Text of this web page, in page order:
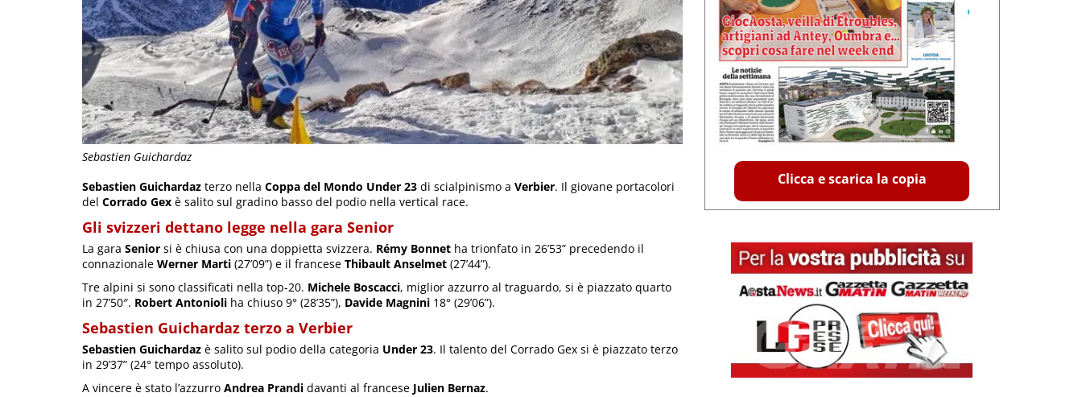
Sebastien Guichardaz
Sebastien Guichardaz terzo nella Coppa del Mondo Under 23 di scialpinismo a Verbier. Il giovane portacolori
del Corrado Gex è salito sul gradino basso del podio nella vertical race.
Gli svizzeri dettano legge nella gara Senior
La gara Senior si è chiusa con una doppietta svizzera. Rémy Bonnet ha trionfato in 26’53” precedendo il
connazionale Werner Marti (27’09”) e il francese Thibault Anselmet (27’44”).
Tre alpini si sono classificati nella top-20. Michele Boscacci, miglior azzurro al traguardo, si è piazzato quarto
in 27’50″. Robert Antonioli ha chiuso 9° (28’35”), Davide Magnini 18° (29’06”).
Sebastien Guichardaz terzo a Verbier
Sebastien Guichardaz è salito sul podio della categoria Under 23. Il talento del Corrado Gex si è piazzato terzo
in 29’37” (24° tempo assoluto).
A vincere è stato l’azzurro Andrea Prandi davanti al francese Julien Bernaz.
Clicca e scarica la copia